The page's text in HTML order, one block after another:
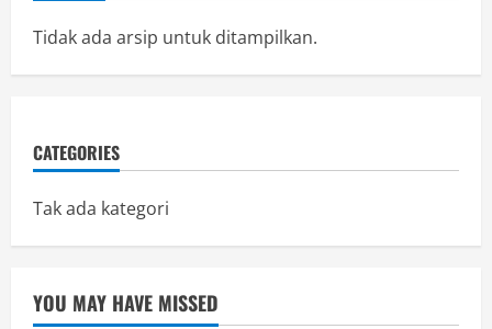
Tidak ada arsip untuk ditampilkan.
CATEGORIES
Tak ada kategori
YOU MAY HAVE MISSED